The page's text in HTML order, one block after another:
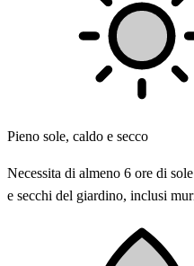
Pieno sole, caldo e secco
Necessita di almeno 6 ore di
e secchi del giardino, inclusi